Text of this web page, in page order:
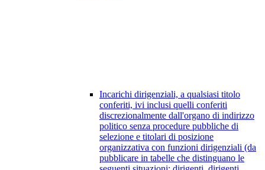
Incarichi dirigenziali, a qualsiasi titolo
conferiti, ivi inclusi quelli conferiti
discrezionalmente dall'organo di indirizzo
politico senza procedure pubbliche di
selezione e titolari di posizione
organizzativa con funzioni dirigenziali (da
pubblicare in tabelle che distinguano le